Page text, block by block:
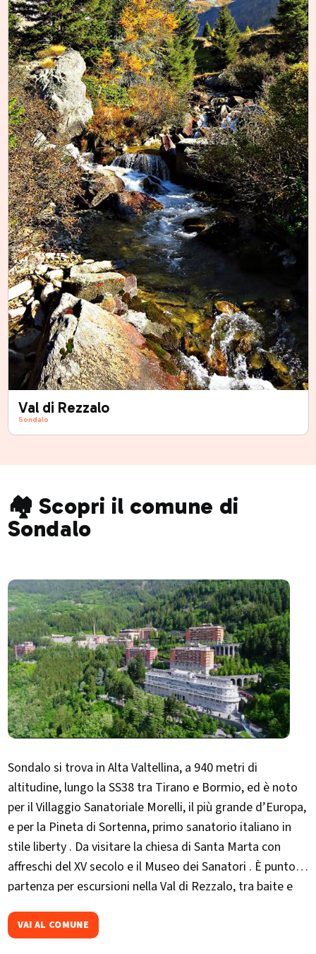
Val di Rezzalo
Sondalo
🏘️ Scopri il comune di
Sondalo
Sondalo si trova in Alta Valtellina, a 940 metri di
altitudine, lungo la SS38 tra Tirano e Bormio, ed è noto
per il Villaggio Sanatoriale Morelli, il più grande d’Europa,
e per la Pineta di Sortenna, primo sanatorio italiano in
stile liberty . Da visitare la chiesa di Santa Marta con
affreschi del XV secolo e il Museo dei Sanatori . È punto di
partenza per escursioni nella Val di Rezzalo, tra baite e
Migiondara
VAI AL COMUNE